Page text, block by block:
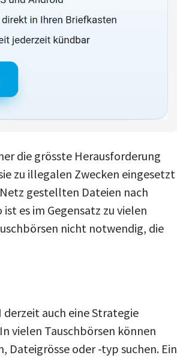
die grösste Herausforderung
zu illegalen Zwecken eingesetzt
gestellten Dateien nach
es im Gegensatz zu vielen
nicht notwendig, die
derzeit auch eine Strategie
vielen Tauschbörsen können
Dateigrösse oder -typ suchen. Ein